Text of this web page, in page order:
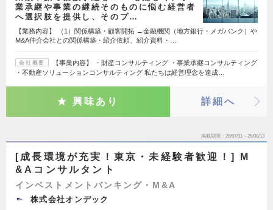
業承継や事業の継続そのものに悩む経営者
へ選択肢を提供し、そのプ…
【業務内容】 （1）関係構築・顧客開拓 →金融機関（地方銀行・メガバンク）や
M&A仲介会社との関係構築・紹介依頼、紹介資料・…
会社概要
【事業内容】 ・財産コンサルティング ・事業承継コンサルティング
・不動産ソリューションコンサルティング 私たちは経営理念を達成…
興味あり 詳細へ
掲載期間 26/07/31～26/08/13
[成長環境が充実！東京・未経験者歓迎！] M
&Aコンサルタント
インベストメントバンキング・M&A
株式会社オンデック